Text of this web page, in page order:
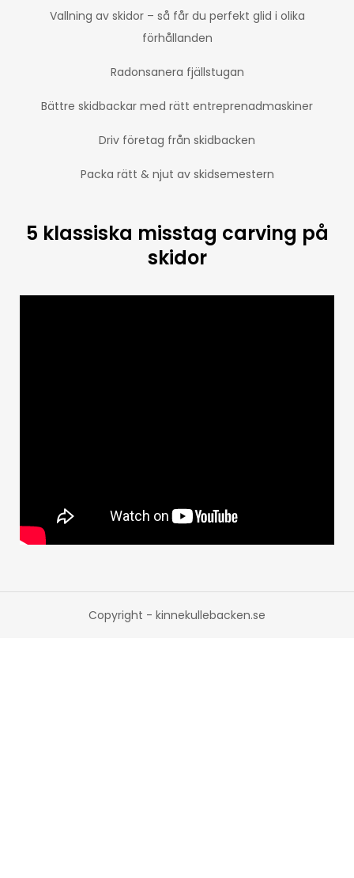
Vallning av skidor – så får du perfekt glid i olika
förhållanden
Radonsanera fjällstugan
Bättre skidbackar med rätt entreprenadmaskiner
Driv företag från skidbacken
Packa rätt & njut av skidsemestern
5 klassiska misstag carving på
skidor
Copyright - kinnekullebacken.se